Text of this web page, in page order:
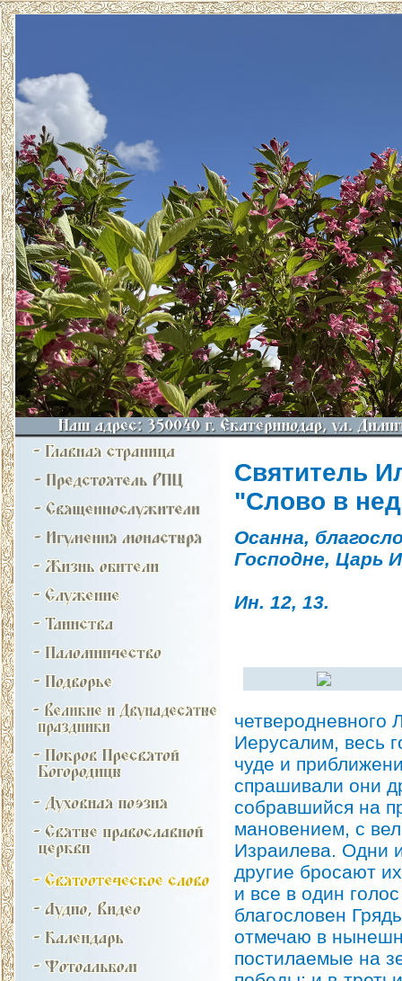
Святитель
"Слово в
Осанна,
Господне, Царь
Ин. 12, 13.
четверодневного
Иерусалим, весь
чуде и
спрашивали они
собравшийся на
мановением, с
Израилева. Одни
другие бросают
и все в один
благословен
отмечаю в
постилаемые на